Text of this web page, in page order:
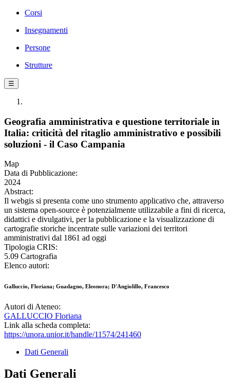
Corsi
Insegnamenti
Persone
Strutture
☰
Geografia amministrativa e questione territoriale in
Italia: criticità del ritaglio amministrativo e possibili
soluzioni - il Caso Campania
Map
Data di Pubblicazione:
2024
Abstract:
Il webgis si presenta come uno strumento applicativo che, attraverso
un sistema open-source è potenzialmente utilizzabile a fini di ricerca,
didattici e divulgativi, per la pubblicazione e la visualizzazione di
cartografie storiche incentrate sulle variazioni dei territori
amministrativi dal 1861 ad oggi
Tipologia CRIS:
5.09 Cartografia
Elenco autori:
Galluccio, Floriana; Guadagno, Eleonora; D'Angiolillo, Francesco
Autori di Ateneo:
GALLUCCIO Floriana
Link alla scheda completa:
https://unora.unior.it/handle/11574/241460
Dati Generali
Dati Generali